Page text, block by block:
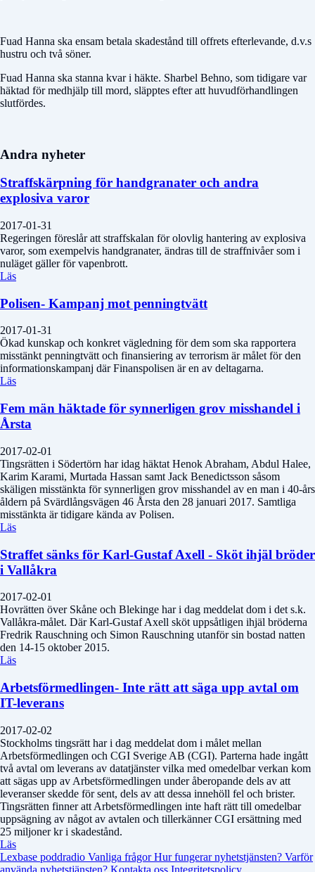
Fuad Hanna ska ensam betala skadestånd till offrets efterlevande, d.v.s
hustru och två söner.
Fuad Hanna ska stanna kvar i häkte. Sharbel Behno, som tidigare var
häktad för medhjälp till mord, släpptes efter att huvudförhandlingen
slutfördes.
Andra nyheter
Straffskärpning för handgranater och andra
explosiva varor
2017-01-31
Regeringen föreslår att straffskalan för olovlig hantering av explosiva
varor, som exempelvis handgranater, ändras till de straffnivåer som i
nuläget gäller för vapenbrott.
Läs
Polisen- Kampanj mot penningtvätt
2017-01-31
Ökad kunskap och konkret vägledning för dem som ska rapportera
misstänkt penningtvätt och finansiering av terrorism är målet för den
informationskampanj där Finanspolisen är en av deltagarna.
Läs
Fem män häktade för synnerligen grov misshandel i
Årsta
2017-02-01
Tingsrätten i Södertörn har idag häktat Henok Abraham, Abdul Halee,
Karim Karami, Murtada Hassan samt Jack Benedictsson såsom
skäligen misstänkta för synnerligen grov misshandel av en man i 40-års
åldern på Svärdlångsvägen 46 Årsta den 28 januari 2017. Samtliga
misstänkta är tidigare kända av Polisen.
Läs
Straffet sänks för Karl-Gustaf Axell - Sköt ihjäl bröder
i Vallåkra
2017-02-01
Hovrätten över Skåne och Blekinge har i dag meddelat dom i det s.k.
Vallåkra-målet. Där Karl-Gustaf Axell sköt uppsåtligen ihjäl bröderna
Fredrik Rauschning och Simon Rauschning utanför sin bostad natten
den 14-15 oktober 2015.
Läs
Arbetsförmedlingen- Inte rätt att säga upp avtal om
IT-leverans
2017-02-02
Stockholms tingsrätt har i dag meddelat dom i målet mellan
Arbetsförmedlingen och CGI Sverige AB (CGI). Parterna hade ingått
två avtal om leverans av datatjänster vilka med omedelbar verkan kom
att sägas upp av Arbetsförmedlingen under åberopande dels av att
leveranser skedde för sent, dels av att dessa innehöll fel och brister.
Tingsrätten finner att Arbetsförmedlingen inte haft rätt till omedelbar
uppsägning av något av avtalen och tillerkänner CGI ersättning med
25 miljoner kr i skadestånd.
Läs
Lexbase poddradio Vanliga frågorHur fungerar nyhetstjänsten? Varför
använda nyhetstjänsten? Kontakta oss Integritetspolicy